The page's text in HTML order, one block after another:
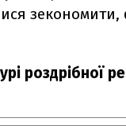
роздрібної